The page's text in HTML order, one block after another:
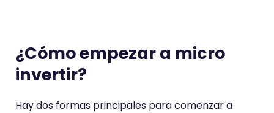
¿Cómo empezar a micro
invertir?
Hay dos formas principales para comenzar a